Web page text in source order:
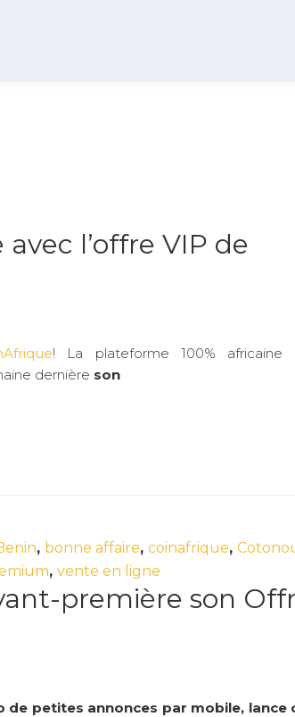
l’offre VIP de
! La plateforme 100% africaine
dernière son
, bonne affaire, coinafrique,
, vente en ligne
première son
de petites annonces par mobile, lance